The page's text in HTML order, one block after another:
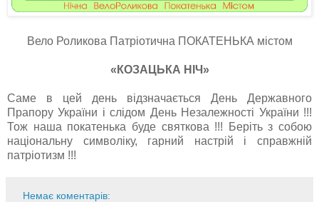
Вело Роликова Патріотична ПОКАТЕНЬКА містом
«КОЗАЦЬКА НІЧ»
Саме в цей день відзначається День Державного
Прапору України і слідом День Незалежності України !!!
Тож наша покатенька буде святкова !!! Беріть з собою
національну символіку, гарний настрій і справжній
патріотизм !!!
Немає коментарів: